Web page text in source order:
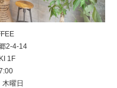
2-4-14
1F
木曜日